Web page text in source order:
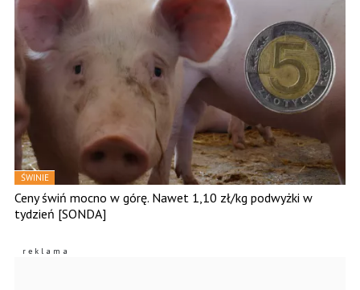
ŚWINIE
Ceny świń mocno w górę. Nawet 1,10 zł/kg podwyżki w
tydzień [SONDA]